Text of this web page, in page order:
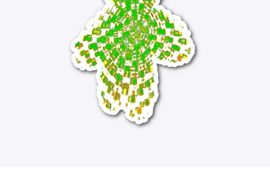
Überall verkaufen
Etwas verkaufen
11,00 $
Poster - 18" x 24"